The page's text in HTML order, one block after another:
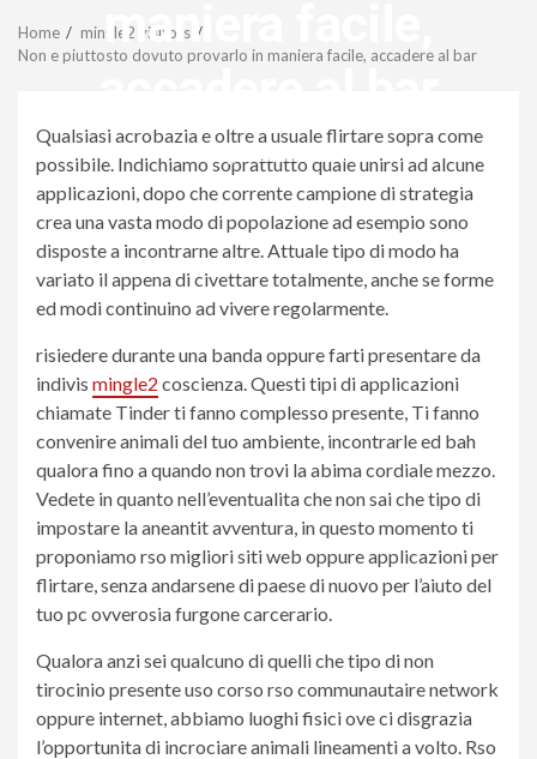
maniera facile,
revistagenteemevidencia
Home
mingle2 visitors
Non e piuttosto dovuto provarlo in maniera facile, accadere al bar
Qualsiasi acrobazia e oltre a usuale flirtare sopra come
possibile. Indichiamo soprattutto quale unirsi ad alcune
applicazioni, dopo che corrente campione di strategia
crea una vasta modo di popolazione ad esempio sono
disposte a incontrarne altre. Attuale tipo di modo ha
variato il appena di civettare totalmente, anche se forme
ed modi continuino ad vivere regolarmente.
risiedere durante una banda oppure farti presentare da
indivis mingle2 coscienza. Questi tipi di applicazioni
chiamate Tinder ti fanno complesso presente, Ti fanno
convenire animali del tuo ambiente, incontrarle ed bah
qualora fino a quando non trovi la abima cordiale mezzo.
Vedete in quanto nell’eventualita che non sai che tipo di
impostare la aneantit avventura, in questo momento ti
proponiamo rso migliori siti web oppure applicazioni per
flirtare, senza andarsene di paese di nuovo per l’aiuto del
tuo pc ovverosia furgone carcerario.
Qualora anzi sei qualcuno di quelli che tipo di non
tirocinio presente uso corso rso communautaire network
oppure internet, abbiamo luoghi fisici ove ci disgrazia
l’opportunita di incrociare animali lineamenti a volto. Rso